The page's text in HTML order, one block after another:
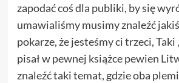
zapodać coś dla publiki, by się
umawialiśmy musimy znaleźć
pokarze, że jesteśmy ci trzeci, Taki
pisał w pewnej książce pewien
znaleźć taki temat, gdzie oba